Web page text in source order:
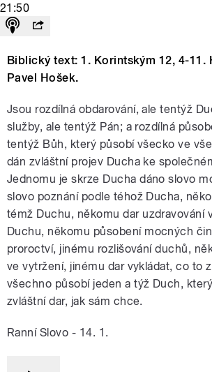
21:50
Biblický text: 1. Korintským 12, 4-11.
Pavel Hošek.
Jsou rozdílná obdarování, ale tentýž
služby, ale tentýž Pán; a rozdílná
tentýž Bůh, který působí všecko ve
dán zvláštní projev Ducha ke
Jednomu je skrze Ducha dáno slovo
slovo poznání podle téhož Ducha,
témž Duchu, někomu dar uzdravování
Duchu, někomu působení mocných
proroctví, jinému rozlišování duchů,
ve vytržení, jinému dar vykládat, co to
všechno působí jeden a týž Duch,
zvláštní dar, jak sám chce.
Ranní Slovo - 14. 1.